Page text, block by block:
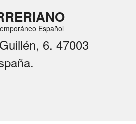
Español
6. 47003